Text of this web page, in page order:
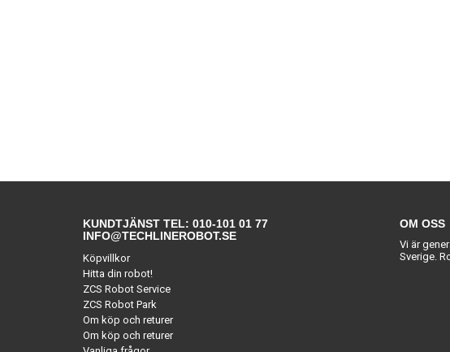
KUNDTJÄNST TEL: 010-101 01 77
INFO@TECHLINEROBOT.SE
Köpvillkor
Hitta din robot!
ZCS Robot Service
ZCS Robot Park
Om köp och returer
Om köp och returer
OM OSS
Vi är
Sverige.